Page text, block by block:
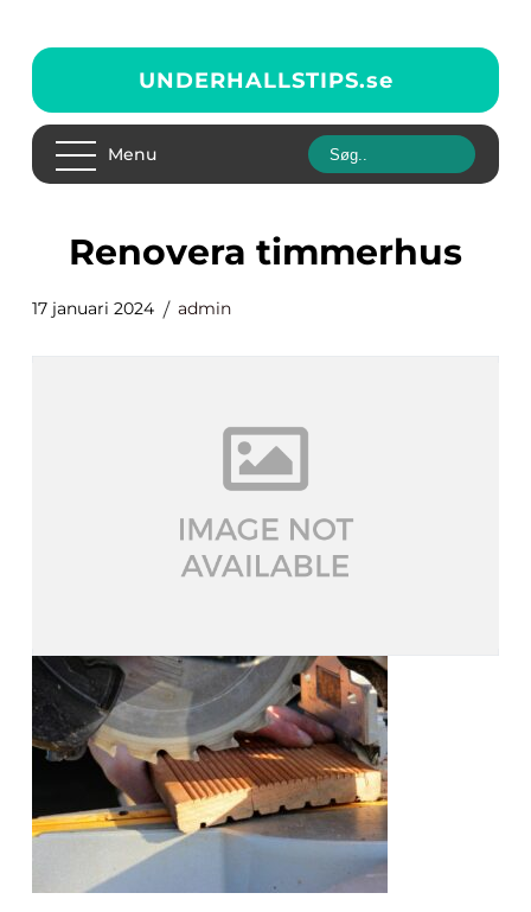
UNDERHALLSTIPS.se
Menu
renovera timmerhus
17 januari 2024 admin